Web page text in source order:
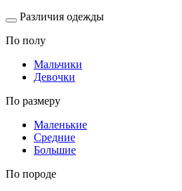
Различия одежды
По полу
Мальчики
Девочки
По размеру
Маленькие
Средние
Большие
По породе